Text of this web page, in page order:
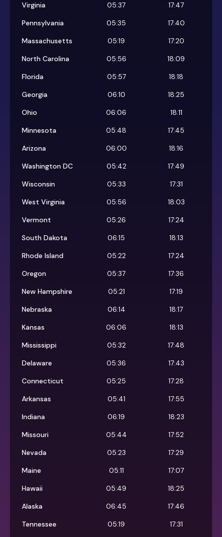
Virginia
05:37
17:47
Pennsylvania
05:35
17:40
Massachusetts
05:19
17:20
North Carolina
05:56
18:09
Florida
05:57
18:18
Georgia
06:10
18:25
Ohio
06:06
18:11
Minnesota
05:48
17:45
Arizona
06:00
18:16
Washington DC
05:42
17:49
Wisconsin
05:33
17:31
West Virginia
05:56
18:03
Vermont
05:26
17:24
South Dakota
06:15
18:13
Rhode Island
05:22
17:24
Oregon
05:37
17:36
New Hampshire
05:21
17:19
Nebraska
06:14
18:17
Kansas
06:06
18:13
Mississippi
05:32
17:48
Delaware
05:36
17:43
Connecticut
05:25
17:28
Arkansas
05:41
17:55
Indiana
06:19
18:23
Missouri
05:44
17:52
Nevada
05:23
17:29
Maine
05:11
17:07
Hawaii
05:49
18:25
Alaska
06:45
17:46
Tennessee
05:19
17:31